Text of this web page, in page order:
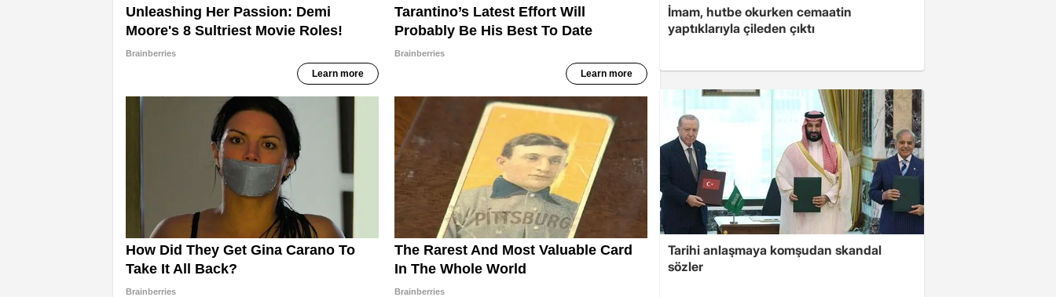
İmam, hutbe okurken cemaatin
yaptıklarıyla çileden çıktı
Tarihi anlaşmaya komşudan skandal
sözler